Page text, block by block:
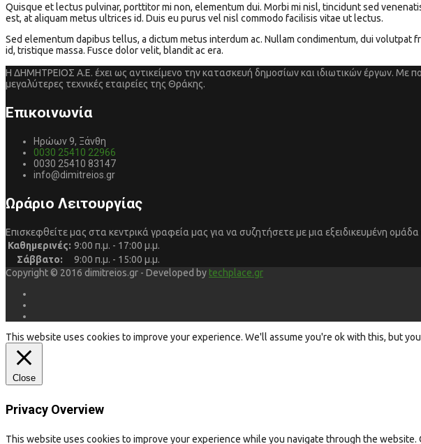
Quisque et lectus pulvinar, porttitor mi non, elementum dui. Morbi mi nisl, tincidunt sed
est, at aliquam metus ultrices id. Duis eu purus vel nisl commodo facilisis vitae ut lectus.
Sed elementum dapibus tellus, a dictum metus interdum ac. Nullam condimentum, dui
id, tristique massa. Fusce dolor velit, blandit ac era.
Η ΔΗΜΗΤΡΕΙΟΣ Α.Ε. έχει ως αντικείμενο την κατασκευή δημοσίων και ιδιωτικών έργων. Με
μεγαλύτερες τεχνικές εταιρείες της Θράκης.
Επικοινωνία
Ηρώων 9, Ξάνθη
0030 25410 22966
0030 25410 83147
info@dimitreios.gr
Ωράριο Λειτουργίας
Επισκεφθείτε μας στα κεντρικά γραφεία μας για να συζητήσετε με μια εξειδικευμένη
Καθημερινές: 9:00 π.μ. - 17:00 μ.μ.
Σάββατο:
9:00 π.μ. - 15:00 μ.μ.
Copyright © 2016 dimitreios.gr - Developed by techplace.gr
This website uses cookies to improve your experience. We'll assume you're ok with this, but
Close
Privacy Overview
This website uses cookies to improve your experience while you navigate through the